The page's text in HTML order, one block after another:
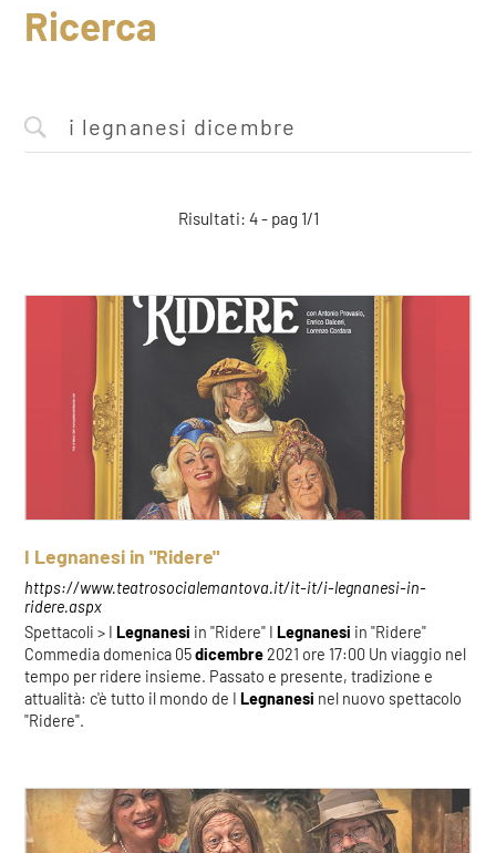
Ricerca
Risultati: 4 - pag 1/1
I Legnanesi in "Ridere"
https://www.teatrosocialemantova.it/it-it/i-legnanesi-in-
ridere.aspx
Spettacoli > ILegnanesi in "Ridere" ILegnanesi in "Ridere"
Commedia domenica 05dicembre2021 ore 17:00 Un viaggio nel
tempo per ridere insieme. Passato e presente, tradizione e
attualità: c'è tutto il mondo de ILegnanesi nel nuovo spettacolo
"Ridere".